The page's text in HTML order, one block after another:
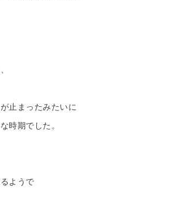
止まったみたいに
時期でした。
ようで